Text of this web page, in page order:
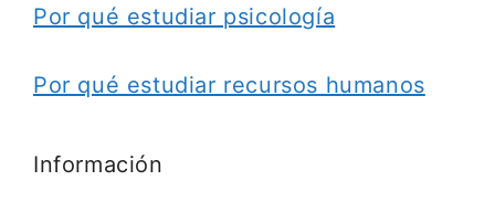
Por qué estudiar psicología
Por qué estudiar recursos humanos
Información